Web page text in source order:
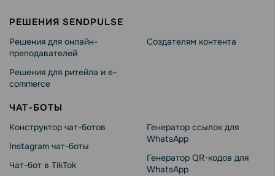
РЕШЕНИЯ SENDPULSE
Решения для онлайн-
преподавателей
Решения для ритейла и e-
commerce
Создателям контента
ЧАТ-БОТЫ
Конструктор чат-ботов
Instagram чат-боты
Чат-бот в TikTok
Генератор ссылок для
WhatsApp
Генератор QR-кодов для
WhatsApp